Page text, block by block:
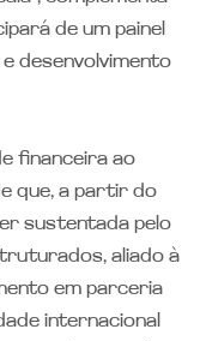
de um painel
desenvolvimento
financeira ao
que, a partir do
sustentada pelo
aliado à
em parceria
internacional